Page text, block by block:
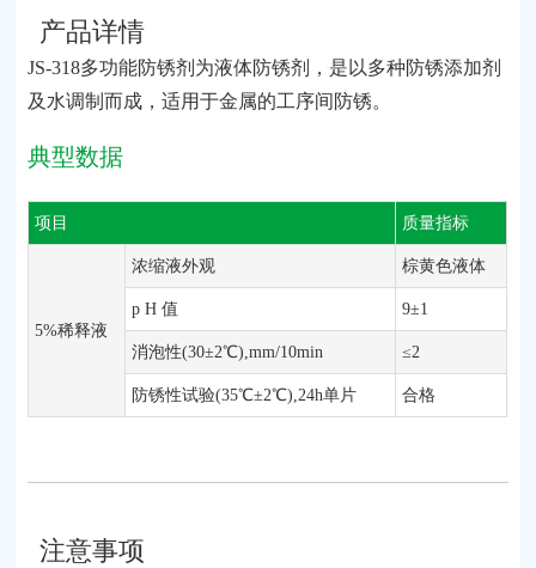
产品详情
JS-318多功能防锈剂为液体防锈剂，是以多种防锈添加剂
及水调制而成，适用于金属的工序间防锈。
典型数据
项目 质量指标
5%稀释液
浓缩液外观 棕黄色液体
p H 值 9±1
消泡性(30±2℃),mm/10min ≤2
防锈性试验(35℃±2℃),24h单片 合格
注意事项